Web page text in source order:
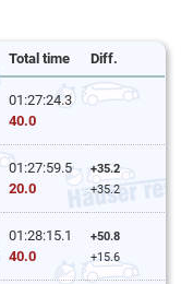
Total time Diff.
01:27:24.3
40.0
01:27:59.5
20.0
+35.2
+35.2
01:28:15.1
40.0
+50.8
+15.6